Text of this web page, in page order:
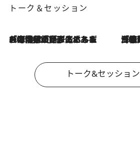
トーク＆セッション
2026.8.3
「今後値上げがあるとすれば…」「リスクがあるのは今年の冬」エネルギー専門家が語る、ホルムズ海峡封鎖が家庭にもたらす“ある心配” 「住宅建てられない…」「サーチャージ料の高
トーク&セッショ